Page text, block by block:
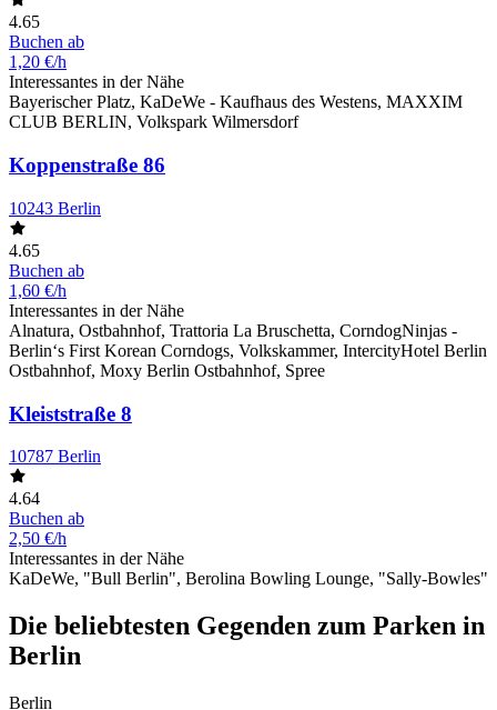
4.65
Buchen ab
1,20 €/h
Interessantes in der Nähe
Bayerischer Platz, KaDeWe - Kaufhaus des Westens, MAXXIM
CLUB BERLIN, Volkspark Wilmersdorf
Koppenstraße 86
10243 Berlin
4.65
Buchen ab
1,60 €/h
Interessantes in der Nähe
Alnatura, Ostbahnhof, Trattoria La Bruschetta, CorndogNinjas -
Berlin‘s First Korean Corndogs, Volkskammer, IntercityHotel Berlin
Ostbahnhof, Moxy Berlin Ostbahnhof, Spree
Kleiststraße 8
10787 Berlin
4.64
Buchen ab
2,50 €/h
Interessantes in der Nähe
KaDeWe, "Bull Berlin", Berolina Bowling Lounge, "Sally-Bowles"
Die beliebtesten Gegenden zum Parken in
Berlin
Berlin